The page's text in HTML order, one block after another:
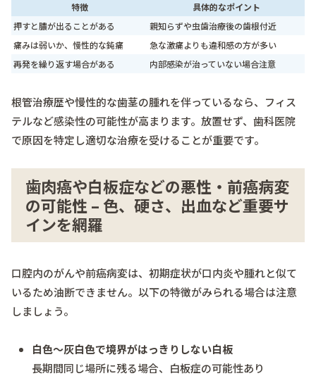
特徴
具体的なポイント
押すと膿が出ることがある
親知らずや虫歯治療後の歯根付近
痛みは弱いか、慢性的な鈍痛
急な激痛よりも違和感の方が多い
再発を繰り返す場合がある
内部感染が治っていない場合注意
根管治療歴や慢性的な歯茎の腫れを伴っているなら、フィス
テルなど感染性の可能性が高まります。放置せず、歯科医院
で原因を特定し適切な治療を受けることが重要です。
歯肉癌や白板症などの悪性・前癌病変
の可能性 – 色、硬さ、出血など重要サ
インを網羅
口腔内のがんや前癌病変は、初期症状が口内炎や腫れと似て
いるため油断できません。以下の特徴がみられる場合は注意
しましょう。
白色～灰白色で境界がはっきりしない白板
長期間同じ場所に残る場合、白板症の可能性あり